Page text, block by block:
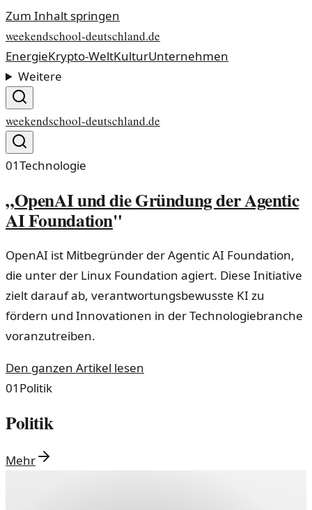
Zum Inhalt springen
weekendschool-deutschland.de
EnergieKrypto-WeltKulturUnternehmen
Weitere
weekendschool-deutschland.de
01Technologie
„OpenAI und die Gründung der Agentic
AI Foundation"
OpenAI ist Mitbegründer der Agentic AI Foundation,
die unter der Linux Foundation agiert. Diese Initiative
zielt darauf ab, verantwortungsbewusste KI zu
fördern und Innovationen in der Technologiebranche
voranzutreiben.
Den ganzen Artikel lesen
01 Politik
Politik
Mehr